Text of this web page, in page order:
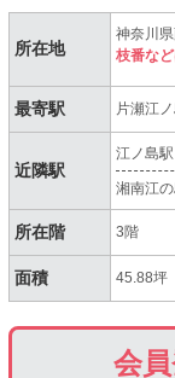
所在地
神奈川
枝番な
最寄駅 片瀬江
近隣駅
江ノ島駅
湘南江
所在階 3階
面積 45.88坪
会